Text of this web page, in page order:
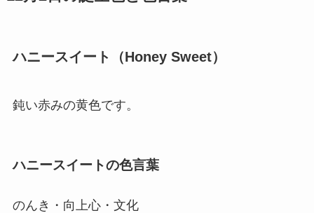
ハニースイート（Honey Sweet）
鈍い赤みの黄色です。
ハニースイートの色言葉
のんき・向上心・文化